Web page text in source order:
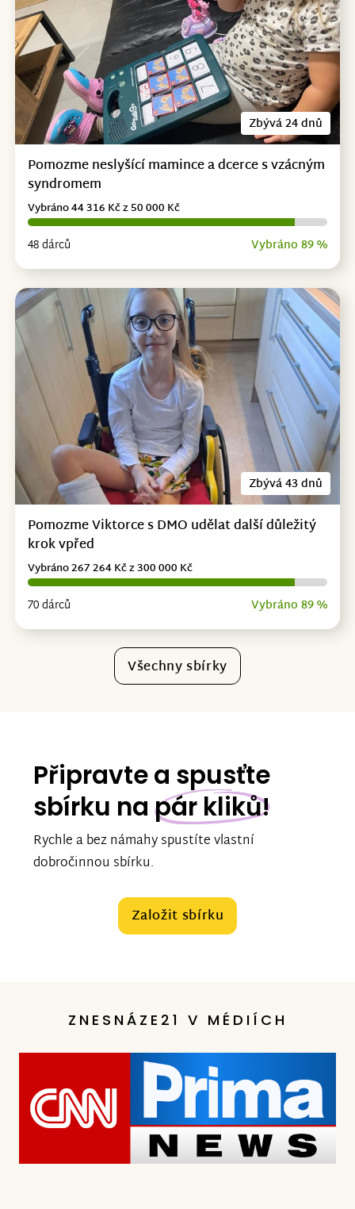
Zbývá 24 dnů
Pomozme neslyšící mamince a dcerce s vzácným
syndromem
48 dárců Vybráno 89 %
Vybráno 44 316 Kč z 50 000 Kč
Zbývá 43 dnů
Pomozme Viktorce s DMO udělat další důležitý
krok vpřed
70 dárců Vybráno 89 %
Vybráno 267 264 Kč z 300 000 Kč
Všechny sbírky
Připravte a spusťte
sbírku na pár kliků!
Rychle a bez námahy spustíte vlastní
dobročinnou sbírku.
Založit sbírku
ZNESNÁZE21 V MÉDIÍCH